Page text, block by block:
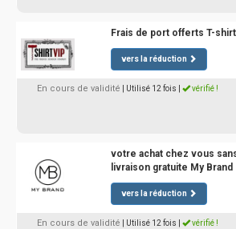
Frais de port offerts T-
vers la réduction
En cours de validité | Utilisé 12 fois vérifié !
votre achat chez vous
livraison gratuite My Brand
vers la réduction
En cours de validité | Utilisé 12 fois vérifié !